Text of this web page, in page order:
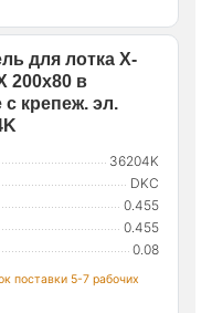
для лотка Х-
200х80 в
с крепеж. эл.
36204K
DKC
0.455
0.455
0.08
поставки 5-7 рабочих